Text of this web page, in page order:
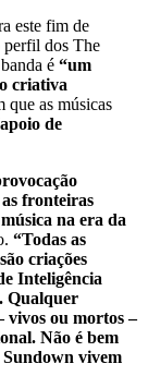
este fim de
perfil dos The
é “um
criativa
que as músicas
de
fronteiras
na era da
“Todas as
criações
Inteligência
Qualquer
vivos ou mortos –
Não é bem
vivem